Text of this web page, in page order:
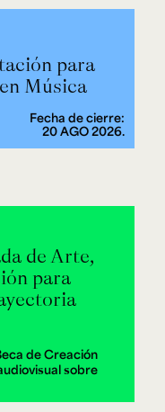
para
Música
Fecha de cierre:
20 AGO 2026.
de Arte,
para
de Creación
sobre